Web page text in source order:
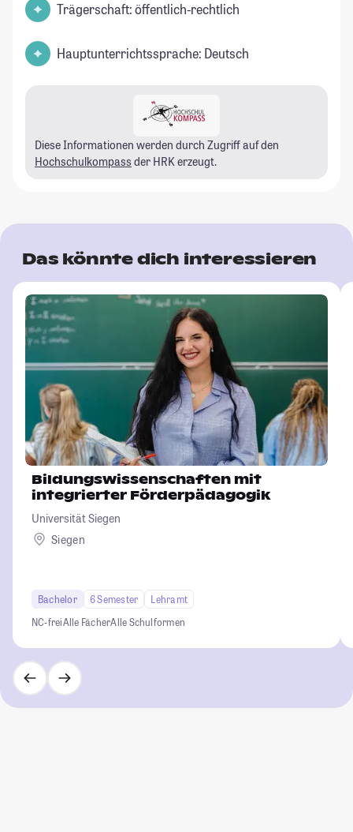
Trägerschaft: öffentlich-rechtlich
Hauptunterrichtssprache: Deutsch
Diese Informationen werden durch Zugriff auf den
Hochschulkompass der HRK erzeugt.
Das könnte dich interessieren
Bildungswissenschaften mit
integrierter Förderpädagogik
Universität Siegen
Siegen
Bachelor 6 Semester
Lehramt
NC-freiAlle FächerAlle Schulformen